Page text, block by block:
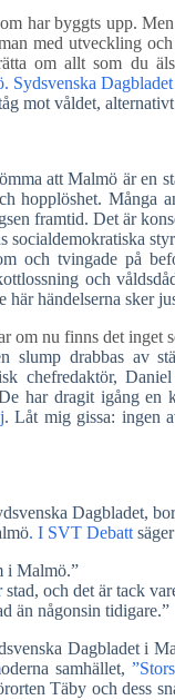
har byggts upp.
med utveckling
om allt som du
Sydsvenska
mot våldet,
att Malmö är en
hopplöshet. Många
framtid. Det är
socialdemokratiska
och tvingade på
och
här händelserna sker
om nu finns det inget
drabbas av
chefredaktör,
har dragit igång
. Låt mig gissa: ingen
Dagbladet,
. I SVT Debatt
i Malmö.”
och det är tack
än någonsin tidigare.”
Dagbladet i
samhället,
Täby och dess